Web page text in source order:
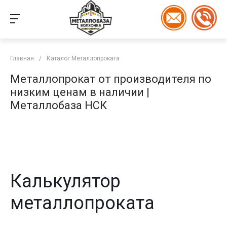
Главная / Каталог Металлопроката
Металлопрокат от производителя по
низким ценам в наличии |
Металлобаза НСК
Калькулятор
металлопроката